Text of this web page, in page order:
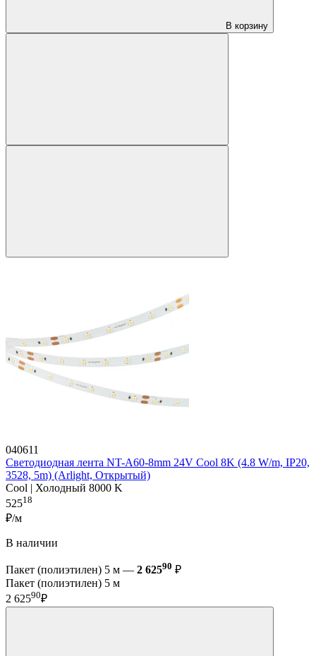
В корзину
040611
Светодиодная лента NT-A60-8mm 24V Cool 8K (4.8 W/m, IP20,
3528, 5m) (Arlight, Открытый)
Cool | Холодный 8000 K
52518
₽/м
В наличии
Пакет (полиэтилен) 5 м — 2 62590 ₽
Пакет (полиэтилен) 5 м
2 62590₽